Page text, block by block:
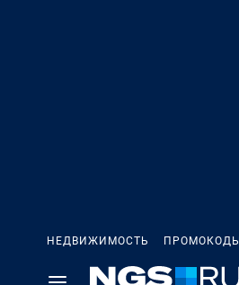
НЕДВИЖИМОСТЬ ПРОМОКОДЫ